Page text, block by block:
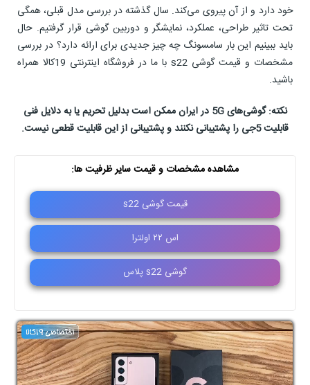
خود دارد و از آن پیروی می‌کند. سال گذشته در بررسی مدل قبلی، همگی
تحت تاثیر طراحی، عملکرد، نمایشگر و دوربین گوشی قرار گرفتیم. حال
باید ببینیم این بار سامسونگ چه چیز جدیدی برای ارائه دارد؟ در بررسی
مشخصات و قیمت گوشی s22 با ما در فروشگاه اینترنتی 19کالا همراه
باشید.
نکته: گوشی‌های 5G در ایران ممکن است بدلیل تحریم یا به دلایل فنی
قابلیت 5جی را پشتیبانی نکنند و پشتیبانی از این قابلیت قطعی نیست.
مشاهده مشخصات و قیمت سایر ظرفیت ها:
قیمت گوشی s22
اس ۲۲ اولترا
گوشی s22 پلاس